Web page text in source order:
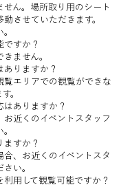
ん。場所取り用のシート
させていただきます。
ですか？
ません。
ありますか？
エリアでの観覧ができな
。
ありますか？
近くのイベントスタッフ
ますか？
、お近くのイベントスタ
い。
用して観覧可能ですか？